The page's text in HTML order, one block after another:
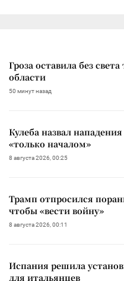
Гроза оставила без
области
50 минут назад
Кулеба назвал
«только началом»
8 августа 2026, 00:25
Трамп отпросился
чтобы «вести войну»
8 августа 2026, 00:11
Испания решила
для итальянцев